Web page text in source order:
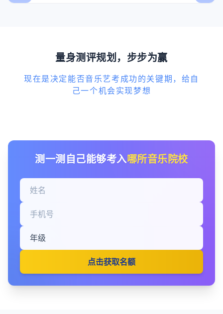
量身测评规划，步步为赢
现在是决定能否音乐艺考成功的关键期，给自
己一个机会实现梦想
测一测自己能够考入哪所音乐院校
点击获取名额